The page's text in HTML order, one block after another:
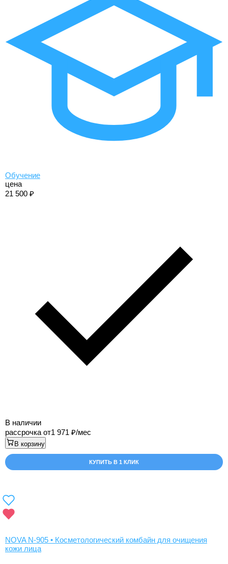
Обучение
цена
21 500
В наличии
рассрочка от1 971 /мес
В корзину
КУПИТЬ В 1 КЛИК
NOVA N-905 • Косметологический комбайн для очищения
кожи лица